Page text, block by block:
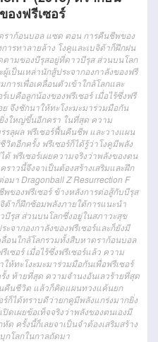
งฟรีเซอร์
ราก้อนบอล แซด ตอน การคืนชีพของ
ารทาลายล้าง โงคูและเบจิต้าก็ฝึกฝน
ามของบีรุสอยู่ที่ดาวบีรุส ส่วนบนโลก
เป็นเหล่านักสู้ประจากองกาลังของฟรี
การเพื่อเคลื่อนตัวเข้าใกล้โลกและ
บคือลูกน้องของฟรีเซอร์ เมื่อไร้ซึ่งฟรี
จึงชักนาให้ทะโงะมะมาร่วมมือกัน
งใหญ่ขึ้นอีกครา ในที่สุด ความ
รลุผล ฟรีเซอร์ฟื้นคืนชีพ และวางแผน
ตอีกครั้ง ฟรีเซอร์ก็ได้รู้ว่าโงคูมีพลัง
ฟรีเซอร์เผยความจริงว่าพลังของตน
าวนี้จึงจาเป็นต้องสร้างเสริมและฝึก
อมา Dragonball Z Resurrection F
ชีพของฟรีเซอร์ ข้างหลังการต่อสู้กับบีรุส
จิต้าก็ฝึกซ้อมพลังภายใต้การแนะนำ
บีรุสส่วนบนโลกซึ่งอยู่ในสภาวะสุข
ะจากองกาลังของฟรีเซอร์และก็ยังมี
ลื่อนใกล้โลกรวมทั้งสืบหาดราก้อนบอล
เซอร์ เมื่อไร้ซึ่งฟรีเซอร์แล้ว ความ
ให้ทะโงะมะมาร่วมมือกันเพื่อฟรีเซอร์
ง ท้ายที่สุด ความจำนงอันเลวร้ายที่สุด
คืนชีวิต แล้วก็คิดแผนทวงแค้นยก
ร์ก็ได้ทราบดีว่ายกคูมีพลังแกร่งมากยิ่ง
เปิดเผยข้อเท็จจริงว่าพลังของตนเองมี
หัด ครั้งนี้ก็เลยจาเป็นจำต้องเสริมสร้าง
บุกโลกในกาลถัดมา